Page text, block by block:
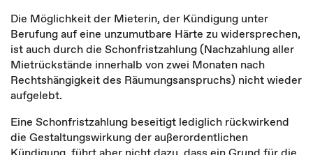
Die Möglichkeit der Mieterin, der Kündigung unter
Berufung auf eine unzumutbare Härte zu widersprechen,
ist auch durch die Schonfristzahlung (Nachzahlung aller
Mietrückstände innerhalb von zwei Monaten nach
Rechtshängigkeit des Räumungsanspruchs) nicht wieder
aufgelebt.
Eine Schonfristzahlung beseitigt lediglich rückwirkend
die Gestaltungswirkung der außerordentlichen